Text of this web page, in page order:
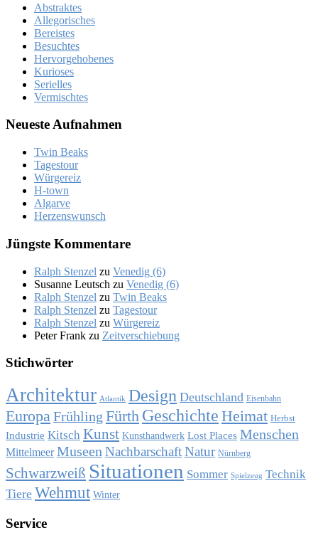
Abstraktes
Allegorisches
Bereistes
Besuchtes
Hervorgehobenes
Kurioses
Serielles
Vermischtes
Neue­ste Auf­nah­men
Twin Beaks
Ta­ges­tour
Wür­ge­reiz
H‑town
Al­gar­ve
Her­zens­wunsch
Jüng­ste Kom­men­ta­re
Ralph Stenzel zu Ve­ne­dig (6)
Susanne Leutsch zu Ve­ne­dig (6)
Ralph Stenzel zu Twin Beaks
Ralph Stenzel zu Ta­ges­tour
Ralph Stenzel zu Wür­ge­reiz
Peter Frank zu Zeit­ver­schie­bung
Stich­wör­ter
Architektur Atlantik Design Deutschland Eisenbahn
EuropaFrühling Fürth Geschichte Heimat Herbst
Industrie Kitsch Kunst Kunsthandwerk Lost Places Menschen
Mittelmeer Museen NachbarschaftNatur Nürnberg
Schwarzweiß Situationen Sommer Spielzeug Technik
Tiere Wehmut Winter
Ser­vice